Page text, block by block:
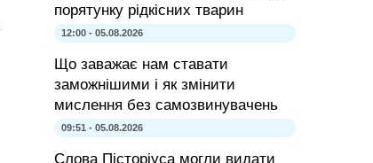
порятунку рідкісних тварин
12:00 - 05.08.2026
Що заважає нам ставати
заможнішими і як змінити
мислення без самозвинувачень
09:51 - 05.08.2026
Слова Пісторіуса могли видати